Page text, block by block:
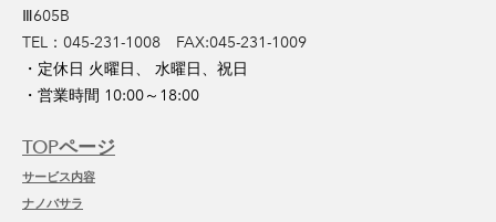
Ⅲ605B
​TEL：045-231-1008 FAX:045-231-1009
・定休日 火曜日、 水曜日、祝日
・営業時間 10:00～18:00
TOPページ
サービス内容
ナノバサラ